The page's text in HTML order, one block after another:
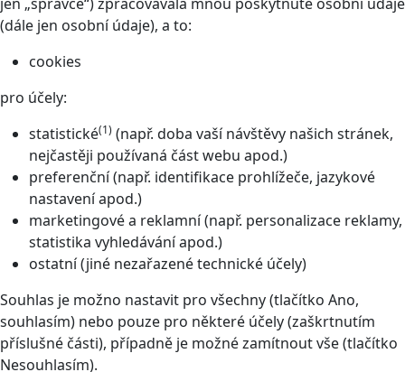
(dále jen osobní údaje), a to:
cookies
pro účely:
statistické(1) (např. doba vaší návštěvy našich stránek,
nejčastěji používaná část webu apod.)
preferenční (např. identifikace prohlížeče, jazykové
nastavení apod.)
marketingové a reklamní (např. personalizace reklamy,
statistika vyhledávání apod.)
ostatní (jiné nezařazené technické účely)
Souhlas je možno nastavit pro všechny (tlačítko Ano,
souhlasím) nebo pouze pro některé účely (zaškrtnutím
příslušné části), případně je možné zamítnout vše (tlačítko
Nesouhlasím).